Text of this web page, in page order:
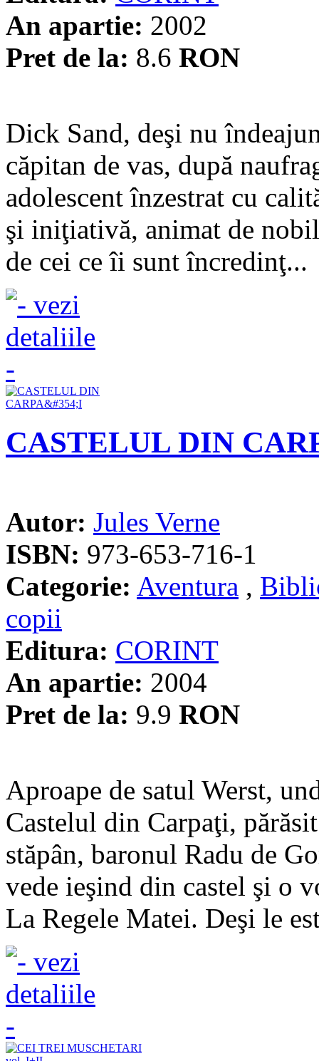
An apartie: 2002
Pret de la: 8.6 RON
Dick Sand, deşi nu
căpitan de vas, după
adolescent înzestrat cu
şi iniţiativă, animat de
de cei ce îi sunt încredinţ...
CASTELUL DIN
Autor: Jules Verne
ISBN: 973-653-716-1
Categorie: Aventura ,
copii
Editura: CORINT
An apartie: 2004
Pret de la: 9.9 RON
Aproape de satul Werst,
Castelul din Carpaţi,
stăpân, baronul Radu de
vede ieşind din castel şi o
La Regele Matei. Deşi le